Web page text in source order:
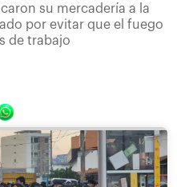
su mercadería a la
por evitar que el fuego
de trabajo